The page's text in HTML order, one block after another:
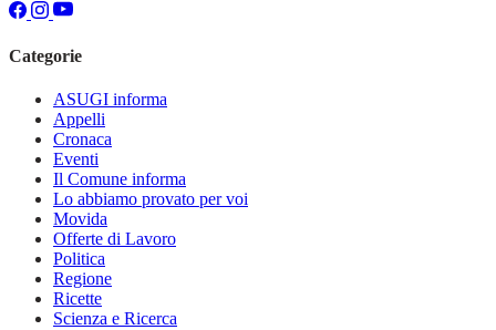
Categorie
ASUGI informa
Appelli
Cronaca
Eventi
Il Comune informa
Lo abbiamo provato per voi
Movida
Offerte di Lavoro
Politica
Regione
Ricette
Scienza e Ricerca